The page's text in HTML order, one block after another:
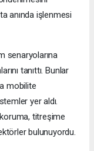
anında işlenmesi
senaryolarına
tanıttı. Bunlar
mobilite
yer aldı.
titreşime
bulunuyordu.